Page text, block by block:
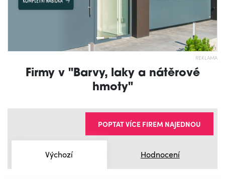
REKLAMA
Firmy v "Barvy, laky a nátěrové
hmoty"
Výchozí Hodnocení
POPTAT VÍCE FIREM NAJEDNOU